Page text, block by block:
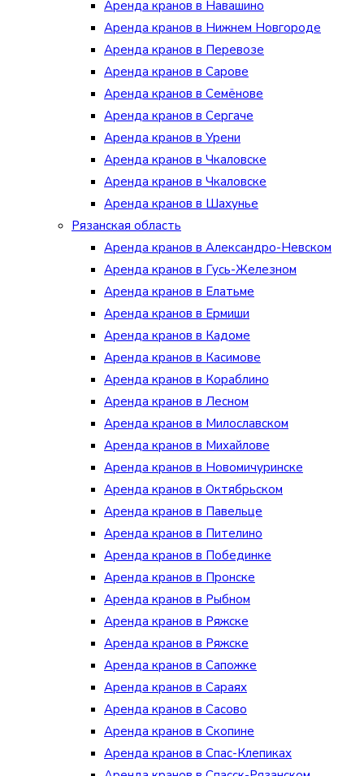
Аренда кранов в Навашино
Аренда кранов в Нижнем Новгороде
Аренда кранов в Перевозе
Аренда кранов в Сарове
Аренда кранов в Семёнове
Аренда кранов в Сергаче
Аренда кранов в Урени
Аренда кранов в Чкаловске
Аренда кранов в Чкаловске
Аренда кранов в Шахунье
Рязанская область
Аренда кранов в Александро-Невском
Аренда кранов в Гусь-Железном
Аренда кранов в Елатьме
Аренда кранов в Ермиши
Аренда кранов в Кадоме
Аренда кранов в Касимове
Аренда кранов в Кораблино
Аренда кранов в Лесном
Аренда кранов в Милославском
Аренда кранов в Михайлове
Аренда кранов в Новомичуринске
Аренда кранов в Октябрьском
Аренда кранов в Павельце
Аренда кранов в Пителино
Аренда кранов в Побединке
Аренда кранов в Пронске
Аренда кранов в Рыбном
Аренда кранов в Ряжске
Аренда кранов в Ряжске
Аренда кранов в Сапожке
Аренда кранов в Сараях
Аренда кранов в Сасово
Аренда кранов в Скопине
Аренда кранов в Спас-Клепиках